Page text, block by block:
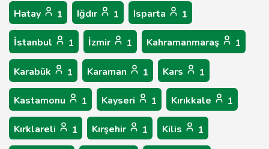
Hatay 1 Iğdır 1 Isparta 1
İstanbul 1 İzmir 1 Kahramanmaraş 1
Karabük 1 Karaman 1 Kars 1
Kastamonu 1 Kayseri 1 Kırıkkale 1
Kırklareli 1 Kırşehir 1 Kilis 1